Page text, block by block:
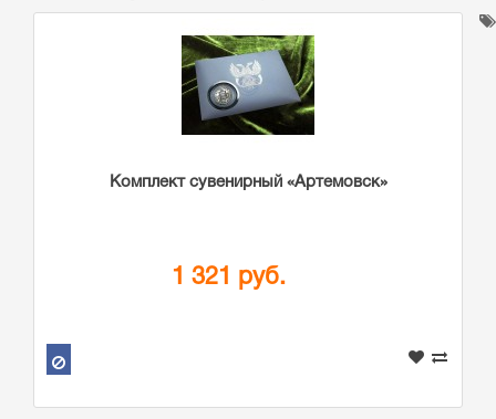
Комплект сувенирный «Артемовск»
1 321 руб.